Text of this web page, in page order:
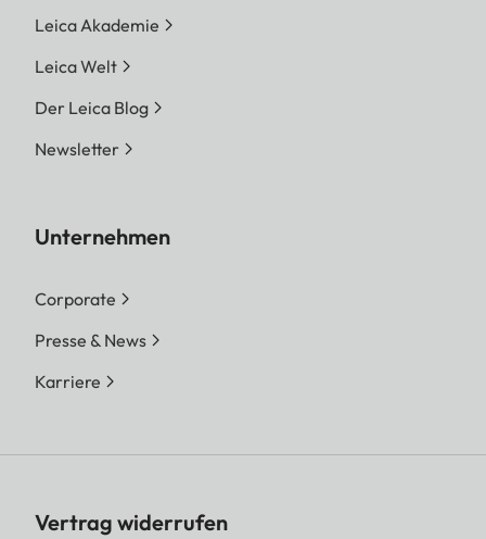
Leica Akademie
Leica Welt
Der Leica Blog
Newsletter
Unternehmen
Corporate
Presse & News
Karriere
Vertrag widerrufen